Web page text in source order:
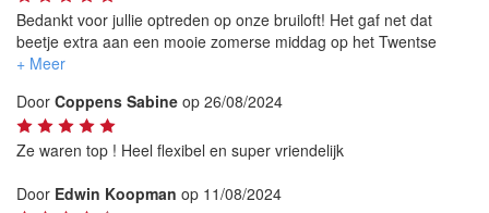
Bedankt voor jullie optreden op onze bruiloft! Het gaf net dat
beetje extra aan een mooie zomerse middag op het Twentse
platteland 😉. Makkelijk in contact, betrouwbaar, aanrader!
Door Coppens Sabine op 26/08/2024
Ze waren top ! Heel flexibel en super vriendelijk
Door Edwin Koopman op 11/08/2024